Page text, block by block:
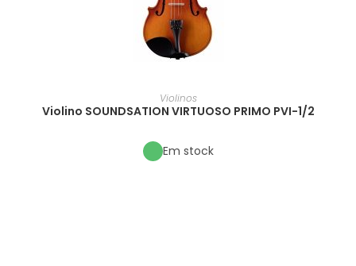
Violinos
Violino SOUNDSATION VIRTUOSO PRIMO PVI-1/2
Em stock